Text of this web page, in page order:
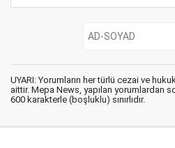
UYARI: Yorumların her türlü cezai ve
aittir. Mepa News, yapılan yorumlardan
600 karakterle (boşluklu) sınırlıdır.